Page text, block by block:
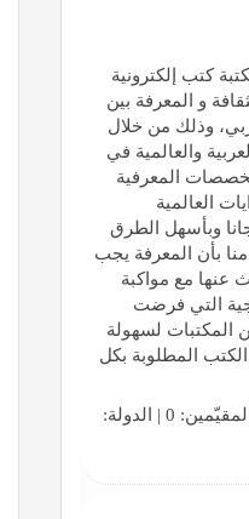
كتب إلكترونية
و المعرفة بين
وذلك من خلال
والعالمية في
المعرفية
العالمية
وبأسهل الطرق
منا بأن المعرفة يجب
مع مواكبة
التي فرضت
المكتبات لسهولة
المطلوبة بكل